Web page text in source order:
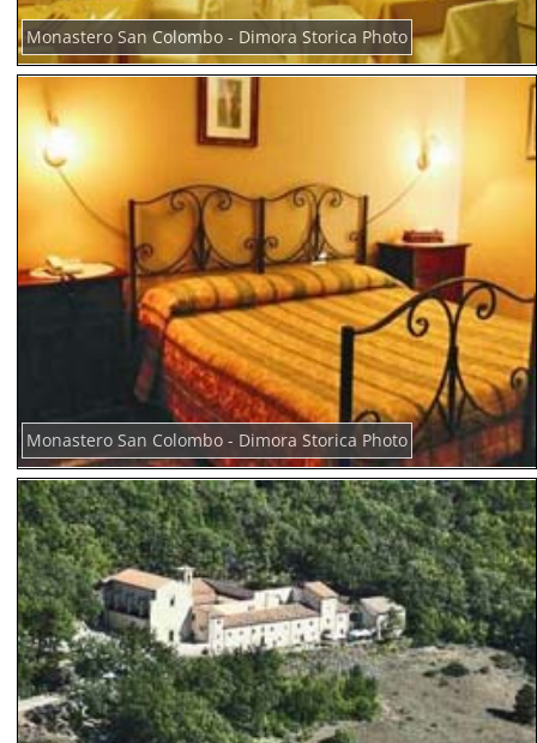
Monastero San Colombo - Dimora Storica Photo
Monastero San Colombo - Dimora Storica Photo